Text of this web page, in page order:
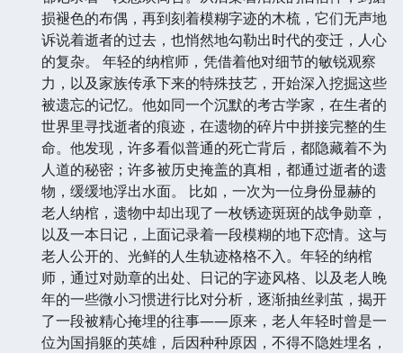
损褪色的布偶，再到刻着模糊字迹的木梳，它们无声地
诉说着逝者的过去，也悄然地勾勒出时代的变迁，人心
的复杂。 年轻的纳棺师，凭借着他对细节的敏锐观察
力，以及家族传承下来的特殊技艺，开始深入挖掘这些
被遗忘的记忆。他如同一个沉默的考古学家，在生者的
世界里寻找逝者的痕迹，在遗物的碎片中拼接完整的生
命。他发现，许多看似普通的死亡背后，都隐藏着不为
人道的秘密；许多被历史掩盖的真相，都通过逝者的遗
物，缓缓地浮出水面。 比如，一次为一位身份显赫的
老人纳棺，遗物中却出现了一枚锈迹斑斑的战争勋章，
以及一本日记，上面记录着一段模糊的地下恋情。这与
老人公开的、光鲜的人生轨迹格格不入。年轻的纳棺
师，通过对勋章的出处、日记的字迹风格、以及老人晚
年的一些微小习惯进行比对分析，逐渐抽丝剥茧，揭开
了一段被精心掩埋的往事——原来，老人年轻时曾是一
位为国捐躯的英雄，后因种种原因，不得不隐姓埋名，